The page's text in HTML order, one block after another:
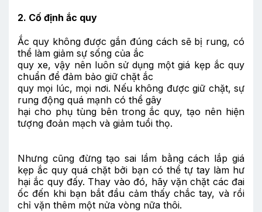
2. Cố định ắc quy
Ắc quy không được gắn đúng cách sẽ bị rung, có
thể làm giảm sự sống của ắc
quy xe, vậy nên luôn sử dụng một giá kẹp ắc quy
chuẩn để đảm bảo giữ chặt ắc
quy mọi lúc, mọi nơi. Nếu không được giữ chặt, sự
rung động quá mạnh có thể gây
hại cho phụ tùng bên trong ắc quy, tạo nên hiện
tượng đoản mạch và giảm tuổi thọ.
Nhưng cũng đừng tạo sai lầm bằng cách lắp giá
kẹp ắc quy quá chặt bởi bạn có thể tự tay làm hư
hại ắc quy đấy. Thay vào đó, hãy vặn chặt các đai
ốc đến khi bạn bắt đầu cảm thấy chắc tay, và rồi
chỉ vặn thêm một nửa vòng nữa thôi.